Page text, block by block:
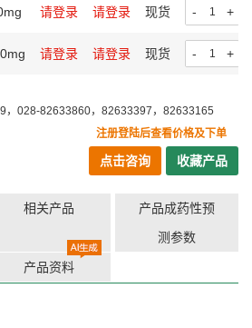
请登录 请登录 现货 - +
请登录 请登录 现货 - +
，028-82633860，82633397，82633165
注册登陆后查看价格及下单
点击咨询 收藏产品
相关产品
产品成药性预
测参数
产品资料